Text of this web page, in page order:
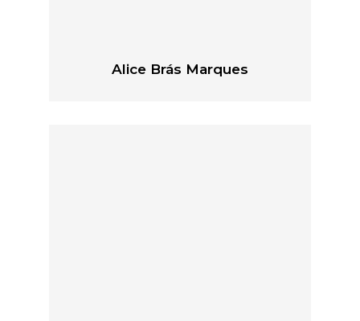
Alice Brás Marques